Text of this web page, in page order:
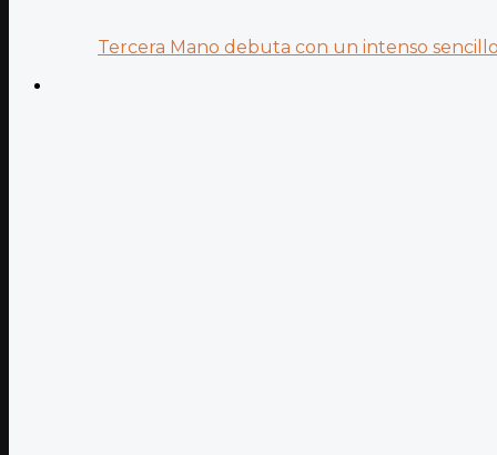
Tercera Mano debuta con un intenso